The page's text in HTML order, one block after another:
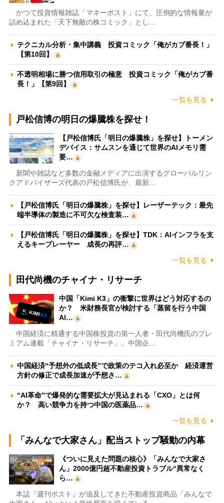
かつて投資情報雑誌「マネーポスト」にて、圧倒的な情報量が
詰め込まれた「天下無敵の株コミック」とし…
テクニカル分析・集中講義 投資コミック「俺がカブ番長！」
【第10回】
不透明相場に勝つ信用取引の極意 投資コミック「俺がカブ番
長！」【第9回】
一覧を見る
戸松信博の明日の爆騰株を探せ！
【戸松信博氏「明日の爆騰株」を探せ】トーメン
デバイス：サムスンを通じて世界のAIメモリ需
要…
新聞や雑誌など多数の金融メディアに出演するグローバルリン
クアドバイザーズ代表の戸松信博氏が、最新…
【戸松信博氏「明日の爆騰株」を探せ】レーザーテック：最先
端半導体の製造に不可欠な検査装…
【戸松信博氏「明日の爆騰株」を探せ】TDK：AIインフラを支
えるキープレーヤー 成長の再評…
一覧を見る
田代尚機のチャイナ・リサーチ
中国「Kimi K3」の衝撃に世界はどう対応するの
か？ 米財務長官が検討する「蒸留を行う中国
AI…
中国経済に精通する中国株投資の第一人者・田代尚機氏のプレ
ミアム連載「チャイナ・リサーチ」。中国企…
中国経済“予想外の低成長”で政策のテコ入れ必至か 経済運営
方針の修正で成長加速が予想さ…
“AI革命”で爆発的な需要拡大が見込まれる「CXO」とは何
か？ 高い競争力を持つ中国の医薬品…
一覧を見る
「みんなで大家さん」配当ストップ騒動の内幕
《ついに見えた問題の核心》「みんなで大家さ
ん」2000億円超不動産投資トラブル“異常なく
ら…
本誌『週刊ポスト』が追及してきた不動産投資商品「みんなで